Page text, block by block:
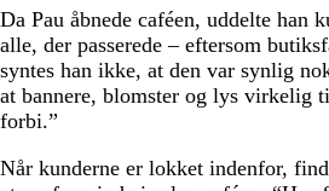
Da Pau åbnede caféen, uddelte han
alle, der passerede – eftersom
syntes han ikke, at den var synlig
at bannere, blomster og lys virkelig
forbi.”
Når kunderne er lokket indenfor,